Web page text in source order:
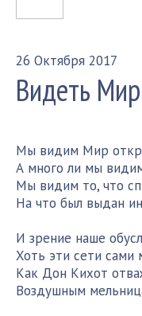
26 Октября 2017
Видеть
Мы видим Мир
А много ли мы
Мы видим то, что
На что был выдан
И зрение наше
Хоть эти сети сами
Как Дон Кихот
Воздушным